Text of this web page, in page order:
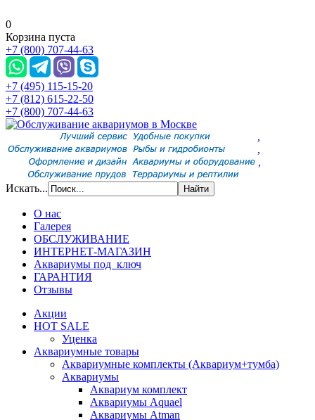
0
Корзина пуста
+7 (800) 707-44-63
+7 (495) 115-15-20
+7 (812) 615-22-50
+7 (800) 707-44-63
,
,
,
Искать...
О нас
Галерея
ОБСЛУЖИВАНИЕ
ИНТЕРНЕТ-МАГАЗИН
Аквариумы под ключ
ГАРАНТИЯ
Отзывы
Акции
HOT SALE
Уценка
Аквариумные товары
Аквариумные комплекты (Аквариум+тумба)
Аквариумы
Аквариум комплект
Аквариумы Aquael
Аквариумы Atman